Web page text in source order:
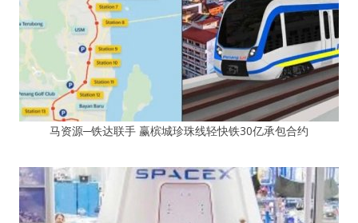
马资源─铁达联手 赢槟城珍珠线轻快铁30亿承包合约